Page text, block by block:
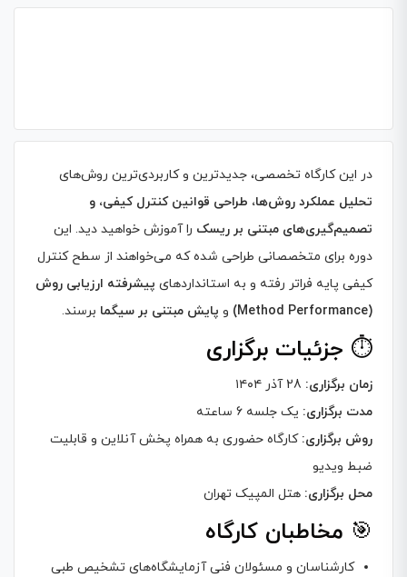
در این کارگاه تخصصی، جدیدترین و کاربردی‌ترین روش‌های
تحلیل عملکرد روش‌ها، طراحی قوانین کنترل کیفی، و
تصمیم‌گیری‌های مبتنی بر ریسک را آموزش خواهید دید. این
دوره برای متخصصانی طراحی شده که می‌خواهند از سطح کنترل
کیفی پایه فراتر رفته و به استانداردهای پیشرفته ارزیابی روش
(Method Performance)
و پایش مبتنی بر سیگما برسند.
⏱️ جزئیات برگزاری
زمان برگزاری:
مدت برگزاری: یک جلسه 6 ساعته
روش برگزاری: کارگاه حضوری به همراه پخش آنلاین و قابلیت
ضبط ویدیو
محل برگزاری: هتل المپیک تهران
🎯 مخاطبان کارگاه
کارشناسان و مسئولان فنی آزمایشگاه‌های تشخیص طبی